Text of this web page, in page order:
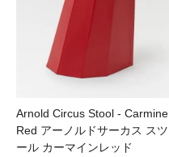
Arnold Circus Stool - Carmine
Red アーノルドサーカス スツ
ール カーマインレッド